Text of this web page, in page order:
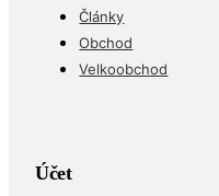
Články
Obchod
Velkoobchod
Účet